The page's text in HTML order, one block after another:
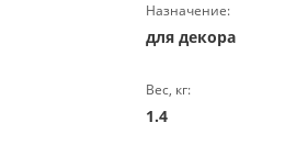
Назначение:
для декора
Вес, кг:
1.4